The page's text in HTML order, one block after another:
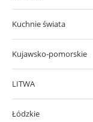
Kuchnie świata
Kujawsko-pomorskie
LITWA
Łódzkie